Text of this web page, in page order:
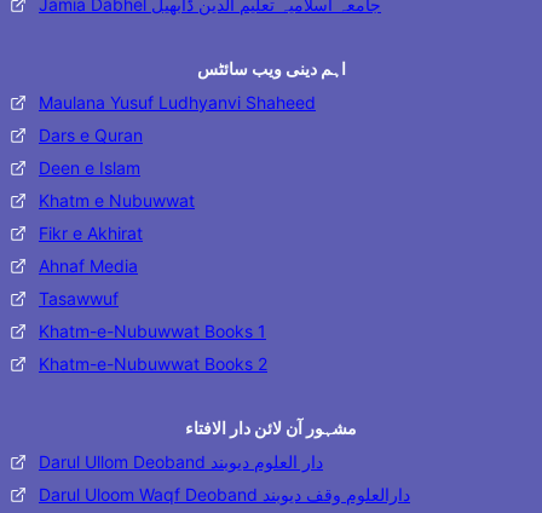
Jamia Dabhel جامعہ اسلامیہ تعلیم الدین ڈابھیل
اہم دینی ویب سائٹس
Maulana Yusuf Ludhyanvi Shaheed
Dars e Quran
Deen e Islam
Khatm e Nubuwwat
Fikr e Akhirat
Ahnaf Media
Tasawwuf
Khatm-e-Nubuwwat Books 1
Khatm-e-Nubuwwat Books 2
مشہور آن لائن دار الافتاء
Darul Ullom Deoband دار العلوم دیوبند
Darul Uloom Waqf Deoband دارالعلوم وقف دیوبند